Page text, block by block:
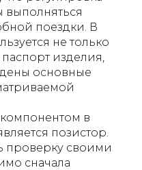
поездки. В
не только
изделия,
основные
в
позистор.
проверку своими
сначала